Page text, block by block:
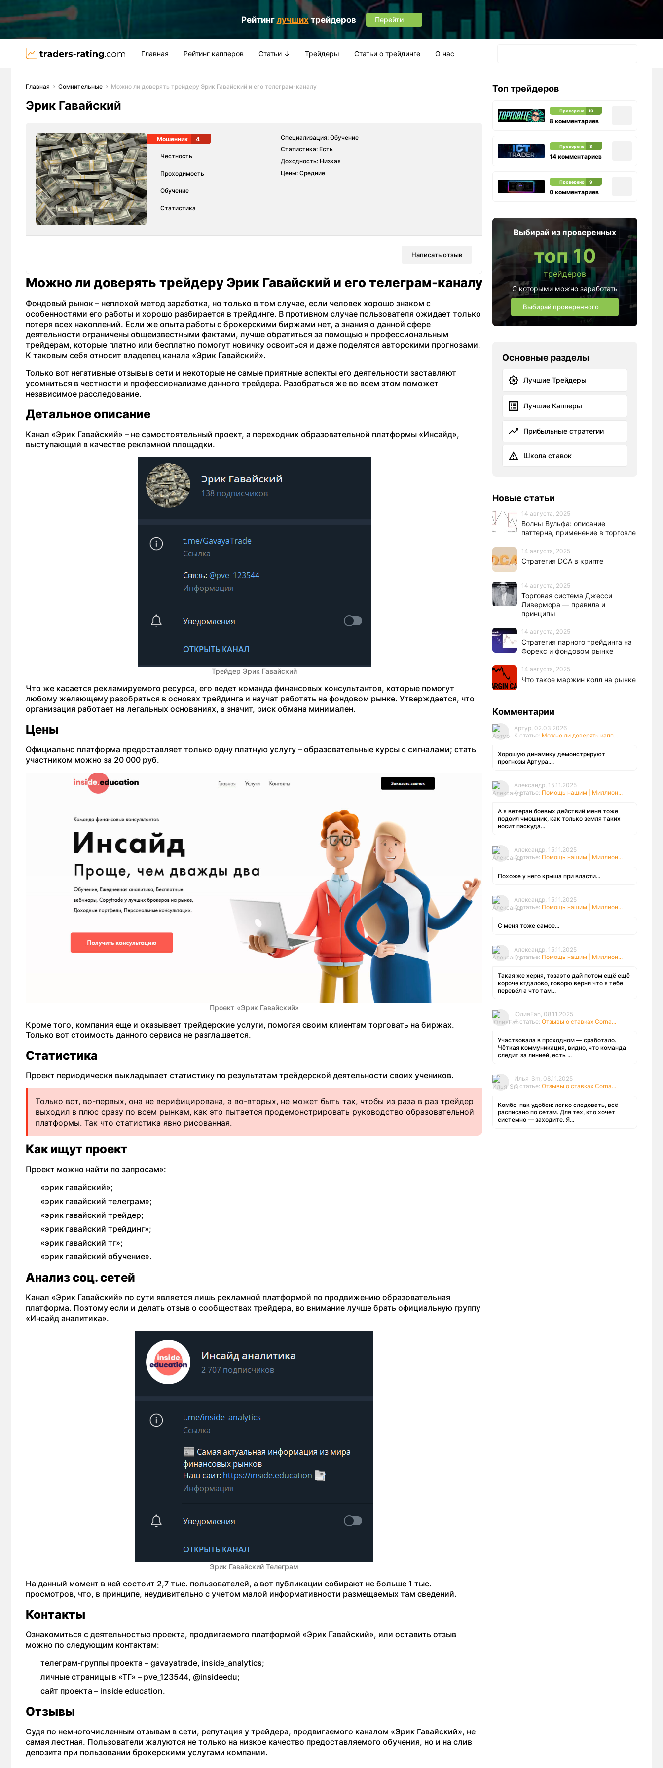
Рейтинг лучшихтрейдеров Перейти
Главная Рейтинг капперов Статьи ↓ Трейдеры Статьи о трейдинге О нас
Главная Сомнительные Можно ли доверять трейдеру Эрик Гавайский и его телеграм-каналу
Эрик Гавайский
Мошенник 4
Честность
Проходимость
Обучение
Статистика
Специализация: Обучение
Статистика: Есть
Доходность: Низкая
Цены: Средние
Написать отзыв
Можно ли доверять трейдеру Эрик Гавайский и его телеграм-каналу
Фондовый рынок – неплохой метод заработка, но только в том случае, если человек хорошо знаком с
особенностями его работы и хорошо разбирается в трейдинге. В противном случае пользователя ожидает только
потеря всех накоплений. Если же опыта работы с брокерскими биржами нет, а знания о данной сфере
деятельности ограничены общеизвестными фактами, лучше обратиться за помощью к профессиональным
трейдерам, которые платно или бесплатно помогут новичку освоиться и даже поделятся авторскими прогнозами.
К таковым себя относит владелец канала «Эрик Гавайский».
Только вот негативные отзывы в сети и некоторые не самые приятные аспекты его деятельности заставляют
усомниться в честности и профессионализме данного трейдера. Разобраться же во всем этом поможет
независимое расследование.
Детальное описание
Канал «Эрик Гавайский» – не самостоятельный проект, а переходник образовательной платформы «Инсайд»,
выступающий в качестве рекламной площадки.
Трейдер Эрик Гавайский
Что же касается рекламируемого ресурса, его ведет команда финансовых консультантов, которые помогут
любому желающему разобраться в основах трейдинга и научат работать на фондовом рынке. Утверждается, что
организация работает на легальных основаниях, а значит, риск обмана минимален.
Цены
Официально платформа предоставляет только одну платную услугу – образовательные курсы с сигналами; стать
участником можно за 20 000 руб.
Проект «Эрик Гавайский»
Кроме того, компания еще и оказывает трейдерские услуги, помогая своим клиентам торговать на биржах.
Только вот стоимость данного сервиса не разглашается.
Статистика
Проект периодически выкладывает статистику по результатам трейдерской деятельности своих учеников.
Только вот, во-первых, она не верифицирована, а во-вторых, не может быть так, чтобы из раза в раз трейдер
выходил в плюс сразу по всем рынкам, как это пытается продемонстрировать руководство образовательной
платформы. Так что статистика явно рисованная.
Как ищут проект
Проект можно найти по запросам»:
«эрик гавайский»;
«эрик гавайский телеграм»;
«эрик гавайский трейдер;
«эрик гавайский трейдинг»;
«эрик гавайский тг»;
«эрик гавайский обучение».
Анализ соц. сетей
Канал «Эрик Гавайский» по сути является лишь рекламной платформой по продвижению образовательная
платформа. Поэтому если и делать отзыв о сообществах трейдера, во внимание лучше брать официальную группу
«Инсайд аналитика».
Эрик Гавайский Телеграм
На данный момент в ней состоит 2,7 тыс. пользователей, а вот публикации собирают не больше 1 тыс.
просмотров, что, в принципе, неудивительно с учетом малой информативности размещаемых там сведений.
Контакты
Ознакомиться с деятельностью проекта, продвигаемого платформой «Эрик Гавайский», или оставить отзыв
можно по следующим контактам:
телеграм-группы проекта – gavayatrade, inside_analytics;
личные страницы в «ТГ» – pve_123544, @insideedu;
сайт проекта – inside education.
Отзывы
Судя по немногочисленным отзывам в сети, репутация у трейдера, продвигаемого каналом «Эрик Гавайский», не
самая лестная. Пользователи жалуются не только на низкое качество предоставляемого обучения, но и на слив
депозита при пользовании брокерскими услугами компании.
Топ трейдеров
Проверено 10
8 комментариев
Проверено 8
14 комментариев
Проверено 9
0 комментариев
Выбирай из проверенных
топ 10
трейдеров
С которыми можно заработать
Выбирай проверенного
Основные разделы
Лучшие Трейдеры
Лучшие Капперы
Прибыльные стратегии
Школа ставок
Новые статьи
14 августа, 2025
Волны Вульфа: описание
паттерна, применение в торговле
14 августа, 2025
Стратегия DCA в крипте
14 августа, 2025
Торговая система Джесси
Ливермора — правила и
принципы
14 августа, 2025
Стратегия парного трейдинга на
Форекс и фондовом рынке
14 августа, 2025
Что такое маржин колл на рынке
Комментарии
Артур, 02.03.2026
К статье: Можно ли доверять капп...
Хорошую динамику демонстрируют
прогнозы Артура....
Александр, 15.11.2025
К статье: Помощь нашим | Миллион...
А я ветеран боевых действий меня тоже
подоил чмошник, как только земля таких
носит паскуда...
Александр, 15.11.2025
К статье: Помощь нашим | Миллион...
Похоже у него крыша при власти...
Александр, 15.11.2025
К статье: Помощь нашим | Миллион...
С меня тоже самое...
Александр, 15.11.2025
К статье: Помощь нашим | Миллион...
Такая же херня, тозаэто дай потом ещё ещё
короче ктдалово, говорю верни что я тебе
перевёл а что там...
ЮлияFan, 08.11.2025
К статье: Отзывы о ставках Corna...
Участвовала в проходном — сработало.
Чёткая коммуникация, видно, что команда
следит за линией, есть ...
Илья_Sm, 08.11.2025
К статье: Отзывы о ставках Corna...
Комбо-пак удобен: легко следовать, всё
расписано по сетам. Для тех, кто хочет
системно — заходите. Я...